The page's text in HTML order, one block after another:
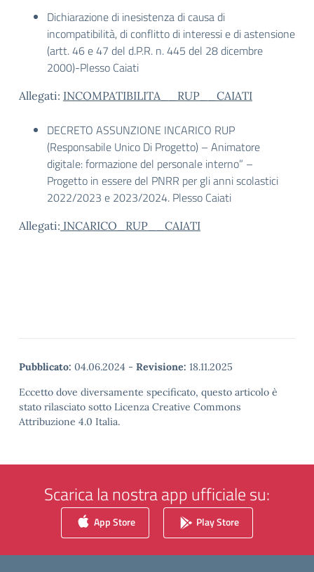
Dichiarazione di inesistenza di causa di
incompatibilità, di conflitto di interessi e di astensione
(artt. 46 e 47 del d.P.R. n. 445 del 28 dicembre
2000)-Plesso Caiati
Allegati: INCOMPATIBILITA__RUP__CAIATI
DECRETO ASSUNZIONE INCARICO RUP
(Responsabile Unico Di Progetto) – Animatore
digitale: formazione del personale interno” –
Progetto in essere del PNRR per gli anni scolastici
2022/2023 e 2023/2024. Plesso Caiati
Allegati: INCARICO_RUP__CAIATI
Pubblicato: 04.06.2024 - Revisione: 18.11.2025
Eccetto dove diversamente specificato, questo articolo è
stato rilasciato sotto Licenza Creative Commons
Attribuzione 4.0 Italia.
Scarica la nostra app ufficiale su:
App Store Play Store